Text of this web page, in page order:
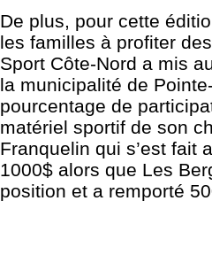
De plus, pour cette
les familles à profiter
Sport Côte-Nord a mis
la municipalité de
pourcentage de
matériel sportif de son
Franquelin qui s’est fait
1000$ alors que Les
position et a remporté